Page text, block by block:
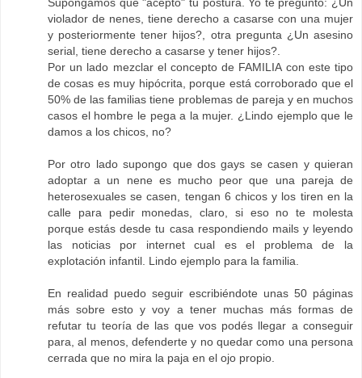
violador de nenes, tiene derecho a casarse con una mujer
y posteriormente tener hijos?, otra pregunta ¿Un asesino
serial, tiene derecho a casarse y tener hijos?.
Por un lado mezclar el concepto de FAMILIA con este tipo
de cosas es muy hipócrita, porque está corroborado que el
50% de las familias tiene problemas de pareja y en muchos
casos el hombre le pega a la mujer. ¿Lindo ejemplo que le
damos a los chicos, no?
Por otro lado supongo que dos gays se casen y quieran
adoptar a un nene es mucho peor que una pareja de
heterosexuales se casen, tengan 6 chicos y los tiren en la
calle para pedir monedas, claro, si eso no te molesta
porque estás desde tu casa respondiendo mails y leyendo
las noticias por internet cual es el problema de la
explotación infantil. Lindo ejemplo para la familia.
En realidad puedo seguir escribiéndote unas 50 páginas
más sobre esto y voy a tener muchas más formas de
refutar tu teoría de las que vos podés llegar a conseguir
para, al menos, defenderte y no quedar como una persona
cerrada que no mira la paja en el ojo propio.